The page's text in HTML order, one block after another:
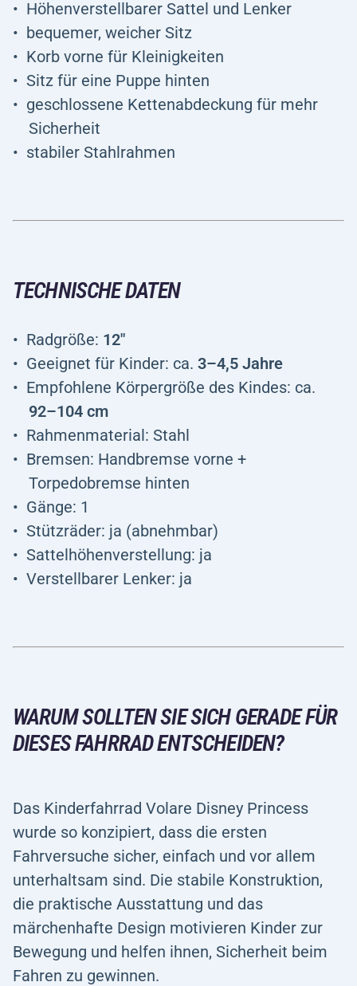
Höhenverstellbarer Sattel und Lenker
bequemer, weicher Sitz
Korb vorne für Kleinigkeiten
Sitz für eine Puppe hinten
geschlossene Kettenabdeckung für mehr
Sicherheit
stabiler Stahlrahmen
TECHNISCHE DATEN
Radgröße: 12"
Geeignet für Kinder: ca. 3–4,5 Jahre
Empfohlene Körpergröße des Kindes: ca.
92–104 cm
Rahmenmaterial: Stahl
Bremsen: Handbremse vorne +
Torpedobremse hinten
Gänge: 1
Stützräder: ja (abnehmbar)
Sattelhöhenverstellung: ja
Verstellbarer Lenker: ja
WARUM SOLLTEN SIE SICH GERADE FÜR
DIESES FAHRRAD ENTSCHEIDEN?
Das Kinderfahrrad Volare Disney Princess
wurde so konzipiert, dass die ersten
Fahrversuche sicher, einfach und vor allem
unterhaltsam sind. Die stabile Konstruktion,
die praktische Ausstattung und das
märchenhafte Design motivieren Kinder zur
Bewegung und helfen ihnen, Sicherheit beim
Fahren zu gewinnen.